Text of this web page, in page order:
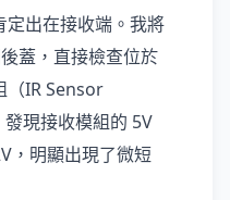
定出在接收端。我將
蓋，直接檢查位於
（IR Sensor
現接收模組的 5V
，明顯出現了微短